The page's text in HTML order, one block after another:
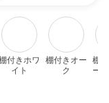
付きホワ
イト
棚付きオー
ク
棚
ー